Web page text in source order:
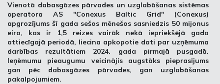
Vienotā dabasgāzes pārvades un uzglabāšanas sistēmas
operatora AS "Conexus Baltic Grid" (Conexus)
apgrozījums šī gada sešos mēnešos sasniedzis 50 mijonus
eiro, kas ir 1,5 reizes vairāk nekā iepriekšējā gada
attiecīgajā periodā, liecina apkopotie dati par uzņēmuma
darbības rezultātiem 2024. gada pirmajā pusgadā.
Ieņēmumu pieaugumu veicinājis augstāks pieprasījums
gan pēc dabasgāzes pārvades, gan uzglabāšanas
pakalpojumiem.